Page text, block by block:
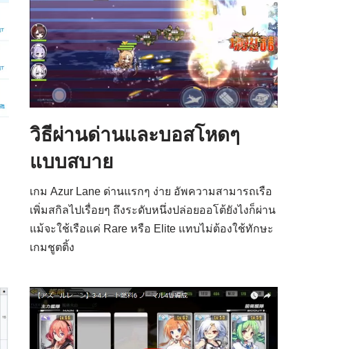
วิธีผ่านด่านและบอสโหดๆ
แบบสบาย
เกม Azur Lane ด่านแรกๆ ง่าย อัพความสามารถเรือ
เพิ่มสกิลไปเรื่อยๆ ถึงระดับหนึ่งปล่อยออโต้ยังไงก็ผ่าน
แม้จะใช้เรือแค่ Rare หรือ Elite แทบไม่ต้องใช้ทักษะ
เกมชูตติ้ง